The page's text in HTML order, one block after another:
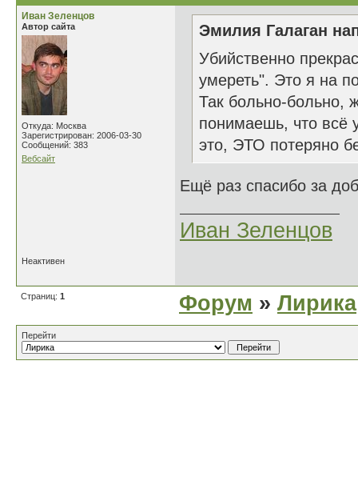
Иван Зеленцов
Автор сайта
Откуда: Москва
Зарегистрирован: 2006-03-30
Сообщений: 383
Вебсайт
Эмилия Галаган
Убийственно
умереть". Это я на
Так больно-больно,
понимаешь, что всё
это, ЭТО потеряно
Ещё раз спасибо за
Иван Зеленцов
Неактивен
Страниц: 1 Форум » Лирика
Перейти